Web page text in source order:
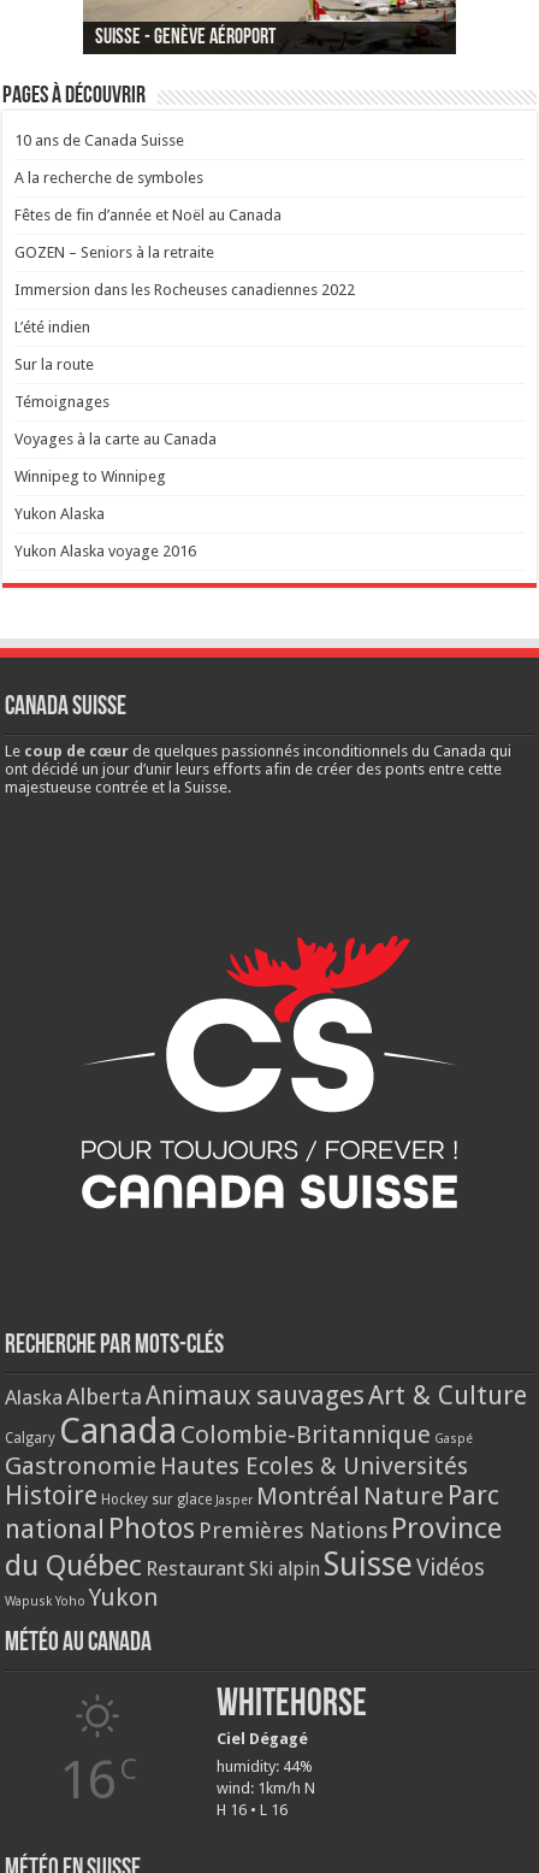
Canada - La baie de Fundy
Suisse - Genève Aéroport
Canada - Premières Nations
Pages à découvrir
10 ans de Canada Suisse
A la recherche de symboles
Fêtes de fin d’année et Noël au Canada
GOZEN – Seniors à la retraite
Immersion dans les Rocheuses canadiennes 2022
L’été indien
Sur la route
Témoignages
Voyages à la carte au Canada
Winnipeg to Winnipeg
Yukon Alaska
Yukon Alaska voyage 2016
Canada Suisse
Le coup de cœur de quelques passionnés inconditionnels du Canada qui
ont décidé un jour d’unir leurs efforts afin de créer des ponts entre cette
majestueuse contrée et la Suisse.
Recherche par mots-clés
Alaska Alberta Animaux sauvagesArt & Culture
Calgary Canada Colombie-Britannique Gaspé
Gastronomie Hautes Ecoles & Universités
Histoire Hockey sur glace Jasper Montréal Nature Parc
national Photos Premières Nations Province
du Québec Restaurant Ski alpin SuisseVidéos
Wapusk Yoho Yukon
Météo au Canada
16 C
Whitehorse
Ciel Dégagé
humidity: 44%
wind: 1km/h N
H 16 • L 16